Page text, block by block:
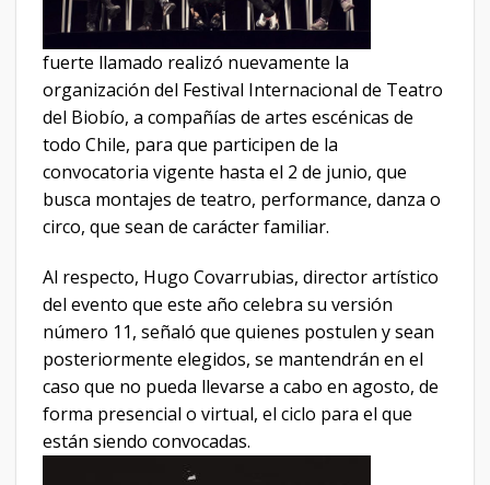
fuerte llamado realizó nuevamente la
organización del Festival Internacional de Teatro
del Biobío, a compañías de artes escénicas de
todo Chile, para que participen de la
convocatoria vigente hasta el 2 de junio, que
busca montajes de teatro, performance, danza o
circo, que sean de carácter familiar.
Al respecto, Hugo Covarrubias, director artístico
del evento que este año celebra su versión
número 11, señaló que quienes postulen y sean
posteriormente elegidos, se mantendrán en el
caso que no pueda llevarse a cabo en agosto, de
forma presencial o virtual, el ciclo para el que
están siendo convocadas.